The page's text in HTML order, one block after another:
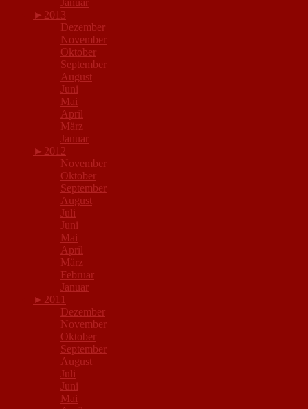
Januar
► 2013
Dezember
November
Oktober
September
August
Juni
Mai
April
März
Januar
► 2012
November
Oktober
September
August
Juli
Juni
Mai
April
März
Februar
Januar
► 2011
Dezember
November
Oktober
September
August
Juli
Juni
Mai